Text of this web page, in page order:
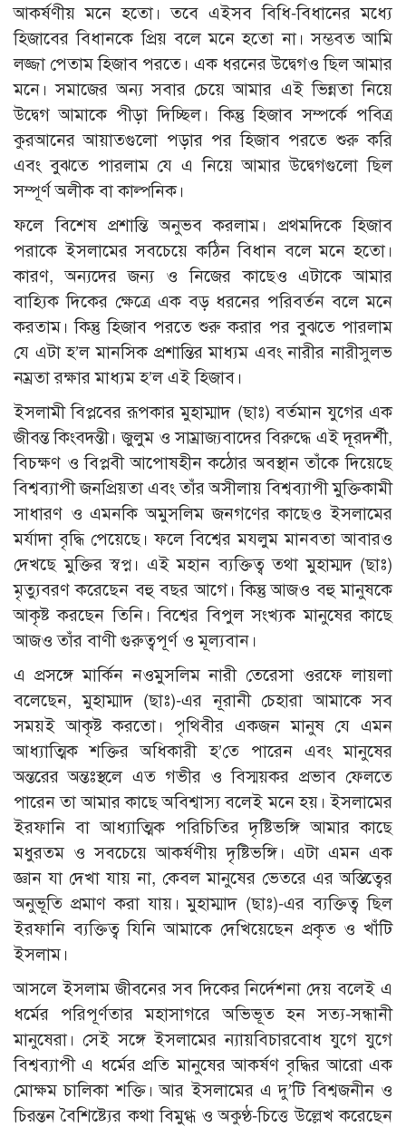
আকর্ষণীয় মনে হতো। তবে এইসব বিধি-বিধানের মধ্যে
হিজাবের বিধানকে প্রিয় বলে মনে হতো না। সম্ভবত আমি
লজ্জা পেতাম হিজাব পরতে। এক ধরনের উদ্বেগও ছিল আমার
মনে। সমাজের অন্য সবার চেয়ে আমার এই ভিন্নতা নিয়ে
উদ্বেগ আমাকে পীড়া দিচ্ছিল। কিন্তু হিজাব সম্পর্কে পবিত্র
কুরআনের আয়াতগুলো পড়ার পর হিজাব পরতে শুরু করি
এবং বুঝতে পারলাম যে এ নিয়ে আমার উদ্বেগগুলো ছিল
সম্পূর্ণ অলীক বা কাল্পনিক।
ফলে বিশেষ প্রশান্তি অনুভব করলাম। প্রথমদিকে হিজাব
পরাকে ইসলামের সবচেয়ে কঠিন বিধান বলে মনে হতো।
কারণ, অন্যদের জন্য ও নিজের কাছেও এটাকে আমার
বাহ্যিক দিকের ক্ষেত্রে এক বড় ধরনের পরিবর্তন বলে মনে
করতাম। কিন্তু হিজাব পরতে শুরু করার পর বুঝতে পারলাম
যে এটা হ’ল মানসিক প্রশান্তির মাধ্যম এবং নারীর নারীসুলভ
নম্রতা রক্ষার মাধ্যম হ’ল এই হিজাব।
ইসলামী বিপ্লবের রূপকার মুহাম্মাদ (ছাঃ) বর্তমান যুগের এক
জীবন্ত কিংবদন্তী। জুলুম ও সাম্রাজ্যবাদের বিরুদ্ধে এই দূরদর্শী,
বিচক্ষণ ও বিপ্লবী আপোষহীন কঠোর অবস্থান তাঁকে দিয়েছে
বিশ্বব্যাপী জনপ্রিয়তা এবং তাঁর অসীলায় বিশ্বব্যাপী মুক্তিকামী
সাধারণ ও এমনকি অমুসলিম জনগণের কাছেও ইসলামের
মর্যাদা বৃদ্ধি পেয়েছে। ফলে বিশ্বের মযলুম মানবতা আবারও
দেখছে মুক্তির স্বপ্ন। এই মহান ব্যক্তিত্ব তথা মুহাম্মদ (ছাঃ)
মৃত্যুবরণ করেছেন বহু বছর আগে। কিন্তু আজও বহু মানুষকে
আকৃষ্ট করছেন তিনি। বিশ্বের বিপুল সংখ্যক মানুষের কাছে
আজও তাঁর বাণী গুরুত্বপূর্ণ ও মূল্যবান।
এ প্রসঙ্গে মার্কিন নওমুসলিম নারী তেরেসা ওরফে লায়লা
বলেছেন, মুহাম্মাদ (ছাঃ)-এর নূরানী চেহারা আমাকে সব
সময়ই আকৃষ্ট করতো। পৃথিবীর একজন মানুষ যে এমন
আধ্যাত্মিক শক্তির অধিকারী হ’তে পারেন এবং মানুষের
অন্তরের অন্তঃস্থলে এত গভীর ও বিস্ময়কর প্রভাব ফেলতে
পারেন তা আমার কাছে অবিশ্বাস্য বলেই মনে হয়। ইসলামের
ইরফানি বা আধ্যাত্মিক পরিচিতির দৃষ্টিভঙ্গি আমার কাছে
মধুরতম ও সবচেয়ে আকর্ষণীয় দৃষ্টিভঙ্গি। এটা এমন এক
জ্ঞান যা দেখা যায় না, কেবল মানুষের ভেতরে এর অস্তিত্বের
অনুভূতি প্রমাণ করা যায়। মুহাম্মাদ (ছাঃ)-এর ব্যক্তিত্ব ছিল
ইরফানি ব্যক্তিত্ব যিনি আমাকে দেখিয়েছেন প্রকৃত ও খাঁটি
ইসলাম।
আসলে ইসলাম জীবনের সব দিকের নির্দেশনা দেয় বলেই এ
ধর্মের পরিপূর্ণতার মহাসাগরে অভিভূত হন সত্য-সন্ধানী
মানুষেরা। সেই সঙ্গে ইসলামের ন্যায়বিচারবোধ যুগে যুগে
বিশ্বব্যাপী এ ধর্মের প্রতি মানুষের আকর্ষণ বৃদ্ধির আরো এক
মোক্ষম চালিকা শক্তি। আর ইসলামের এ দু’টি বিশ্বজনীন ও
চিরন্তন বৈশিষ্ট্যের কথা বিমুগ্ধ ও অকুণ্ঠ-চিত্তে উল্লেখ করেছেন